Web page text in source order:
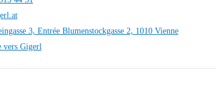
3, Entrée Blumenstockgasse 2, 1010 Vienne
Gigerl